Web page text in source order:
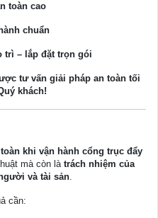
toàn cao
chuẩn
trì – lắp đặt trọn gói
tư vấn giải pháp an toàn tối
khách!
khi vận hành cổng trục đẩy
mà còn là trách nhiệm của
và tài sản.
cần: